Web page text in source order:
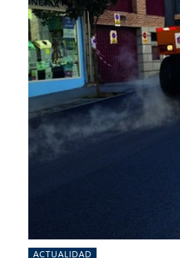
ACTUALIDAD